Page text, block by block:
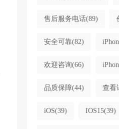
售后服务电话(89)
安全可靠(82)
欢迎咨询(66)
品质保障(44) 查看
iOS(39) IOS15(39)